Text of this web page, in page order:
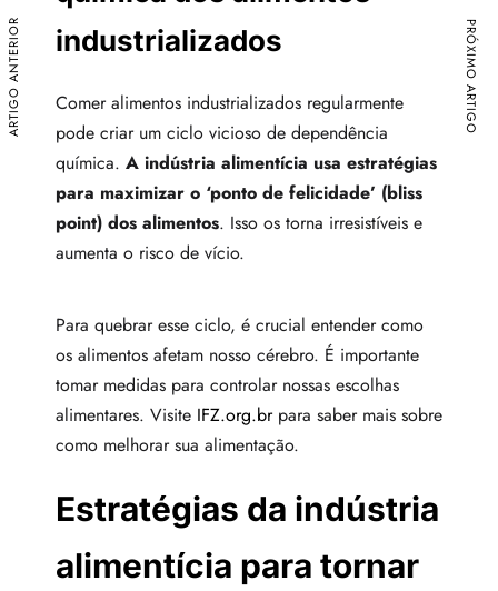
industrializados
Comer alimentos industrializados regularmente
pode criar um ciclo vicioso de dependência
química. A indústria alimentícia usa estratégias
para maximizar o ‘ponto de felicidade’ (bliss
point) dos alimentos. Isso os torna irresistíveis e
aumenta o risco de vício.
Para quebrar esse ciclo, é crucial entender como
os alimentos afetam nosso cérebro. É importante
tomar medidas para controlar nossas escolhas
alimentares. Visite IFZ.org.brpara saber mais sobre
como melhorar sua alimentação.
Estratégias da indústria
alimentícia para tornar
ARTIGO ANTERIOR PRÓXIMO ARTIGO